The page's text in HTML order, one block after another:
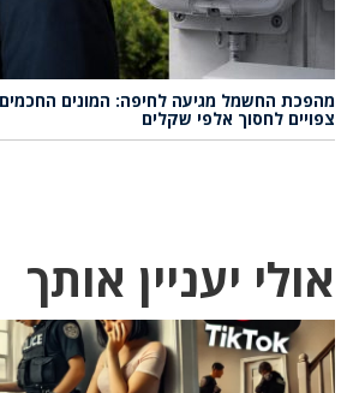
מהפכת החשמל מגיעה לחיפה: המונים
צפויים לחסוך אלפי שקלים
אולי יעניין אותך